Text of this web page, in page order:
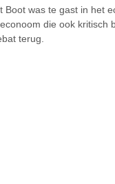
Boot was te gast in het
die ook kritisch
terug.